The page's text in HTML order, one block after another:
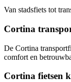
Van stadsfiets tot
Cortina
De Cortina
comfort en
Cortina fietsen